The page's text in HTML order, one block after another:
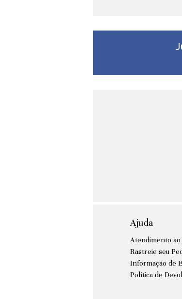
Ajuda
Atendimento
Rastreie seu
Informação de
Política de